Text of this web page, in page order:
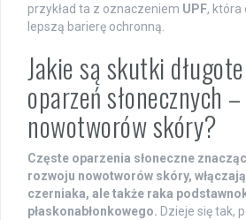
przykład ta z oznaczeniem UPF, która
lepszą barierę ochronną.
Jakie są skutki
oparzeń słonecznych
nowotworów skóry?
Częste oparzenia słoneczne
rozwoju nowotworów skóry,
czerniaka, ale także raka
płaskonabłonkowego. Dzieje się tak,